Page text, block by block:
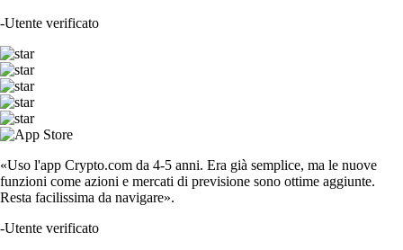
-Utente verificato
«Uso l'app Crypto.com da 4-5 anni. Era già semplice, ma le nuove
funzioni come azioni e mercati di previsione sono ottime aggiunte.
Resta facilissima da navigare».
-Utente verificato